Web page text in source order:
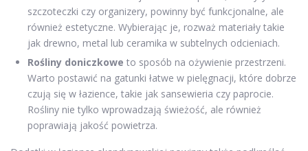
szczoteczki czy organizery, powinny być funkcjonalne, ale
również estetyczne. Wybierając je, rozważ materiały takie
jak drewno, metal lub ceramika w subtelnych odcieniach.
Rośliny doniczkowe to sposób na ożywienie przestrzeni.
Warto postawić na gatunki łatwe w pielęgnacji, które dobrze
czują się w łazience, takie jak sansewieria czy paprocie.
Rośliny nie tylko wprowadzają świeżość, ale również
poprawiają jakość powietrza.